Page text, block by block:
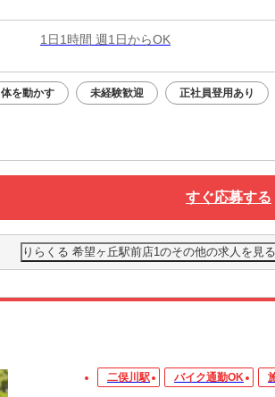
1日1時間 週1日からOK
体を動かす 未経験歓迎 正社員登用あり
すぐ応募する
りらくる 希望ヶ丘駅前店1のその他の求人を見る
二俣川駅 バイク通勤OK